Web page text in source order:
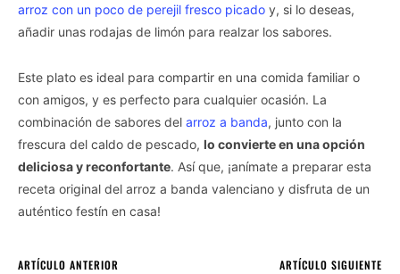
arroz con un poco de perejil fresco picado y, si lo deseas,
añadir unas rodajas de limón para realzar los sabores.
Este plato es ideal para compartir en una comida familiar o
con amigos, y es perfecto para cualquier ocasión. La
combinación de sabores del arroz a banda, junto con la
frescura del caldo de pescado, lo convierte en una opción
deliciosa y reconfortante. Así que, ¡anímate a preparar esta
receta original del arroz a banda valenciano y disfruta de un
auténtico festín en casa!
ARTÍCULO ANTERIOR ARTÍCULO SIGUIENTE